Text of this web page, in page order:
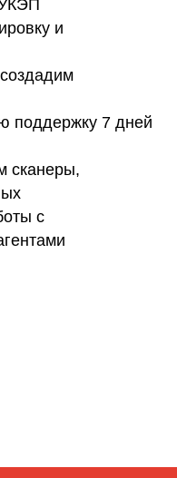
и
поддержку 7 дней
сканеры,
с